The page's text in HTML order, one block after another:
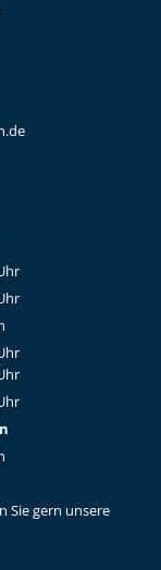
bis 12:00 Uhr
bis 12:00 Uhr
bis 12:00 Uhr
bis 18:00 Uhr
bis 12:00 Uhr
Sie gern unsere